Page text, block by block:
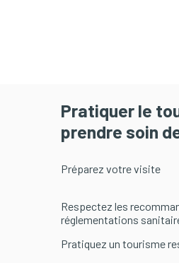
Pratiquer le
prendre soin
Préparez votre visite
Respectez les
réglementations
Pratiquez un tourisme